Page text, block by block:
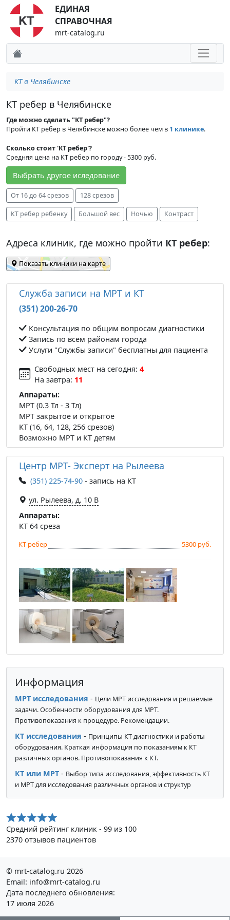
ЕДИНАЯ
СПРАВОЧНАЯ
mrt-catalog.ru
КТ в Челябинске
КТ ребер в Челябинске
Где можно сделать "КТ ребер"?
Пройти КТ ребер в Челябинске можно более чем в 1 клинике.
Сколько стоит 'КТ ребер'?
Средняя цена на КТ ребер по городу - 5300 руб.
Выбрать другое иследование
От 16 до 64 срезов 128 срезов
КТ ребер ребенку Большой вес Ночью Контраст
Адреса клиник, где можно пройти КТ ребер:
Показать клиники на карте
Служба записи на МРТ и КТ
(351) 200-26-70
Консультация по общим вопросам диагностики
Запись по всем районам города
Услуги "Службы записи" бесплатны для пациента
Свободных мест на сегодня: 4
На завтра: 11
Аппараты:
МРТ (0.3 Тл - 3 Тл)
МРТ закрытое и открытое
КТ (16, 64, 128, 256 срезов)
Возможно МРТ и КТ детям
Центр МРТ- Эксперт на Рылеева
(351) 225-74-90 - запись на КТ
ул. Рылеева, д. 10 В
Аппараты:
КТ 64 среза
КТ ребер 5300 руб.
Информация
МРТ исследования - Цели МРТ исследования и решаемые
задачи. Особенности оборудования для МРТ.
Противопоказания к процедуре. Рекомендации.
КТ исследования - Принципы КТ-диагностики и работы
оборудования. Краткая информация по показаниям к КТ
различных органов. Противопоказания к КТ.
КТ или МРТ - Выбор типа исследования, эффективность КТ
и МРТ для исследования различных органов и структур
Средний рейтинг клиник - 99 из 100
2370 отзывов пациентов
© mrt-catalog.ru 2026
Email: info@mrt-catalog.ru
Дата последнего обновления:
17 июля 2026